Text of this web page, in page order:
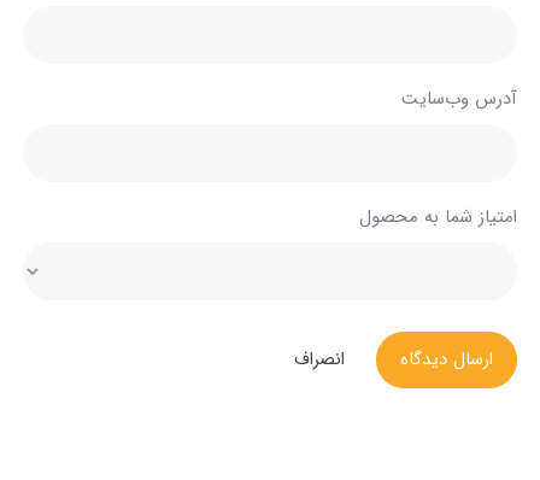
آدرس وب‌سایت
امتیاز شما به محصول
ارسال دیدگاه انصراف